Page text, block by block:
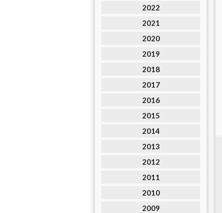
2022
2021
2020
2019
2018
2017
2016
2015
2014
2013
2012
2011
2010
2009